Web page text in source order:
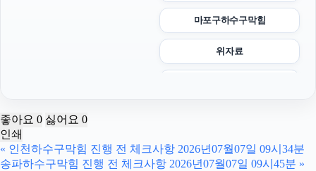
마포구하수구막힘
위자료
싼타페 하이브리드 장기렌트
좋아요 0 싫어요 0
인쇄
« 인천하수구막힘 진행 전 체크사항 2026년07월07일 09시34분
송파하수구막힘 진행 전 체크사항 2026년07월07일 09시45분 »